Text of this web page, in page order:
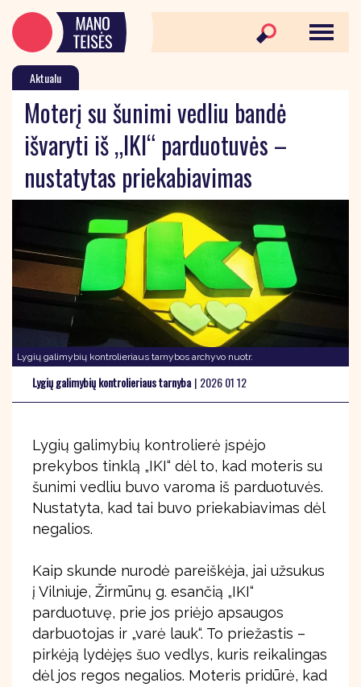
Aktualu
Moterį su šunimi vedliu bandė
išvaryti iš „IKI“ parduotuvės –
nustatytas priekabiavimas
Lygių galimybių kontrolieriaus tarnybos archyvo nuotr.
Lygių galimybių kontrolieriaus tarnyba | 2026 01 12
Lygių galimybių kontrolierė įspėjo
prekybos tinklą „IKI“ dėl to, kad moteris su
šunimi vedliu buvo varoma iš parduotuvės.
Nustatyta, kad tai buvo priekabiavimas dėl
negalios.
Kaip skunde nurodė pareiškėja, jai užsukus
į Vilniuje, Žirmūnų g. esančią „IKI“
parduotuvę, prie jos priėjo apsaugos
darbuotojas ir „varė lauk“. To priežastis –
pirkėją lydėjęs šuo vedlys, kuris reikalingas
dėl jos regos negalios. Moteris pridūrė, kad